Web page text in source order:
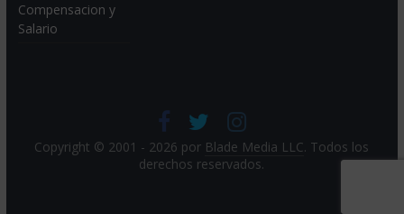
Compensacion y
Salario
Copyright © 2001 - 2026 por Blade Media LLC. Todos los
derechos reservados.